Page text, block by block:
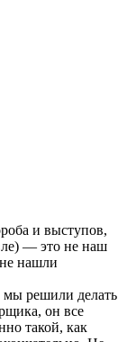
и выступов,
— это не наш
нашли
мы решили делать
он все
такой, как